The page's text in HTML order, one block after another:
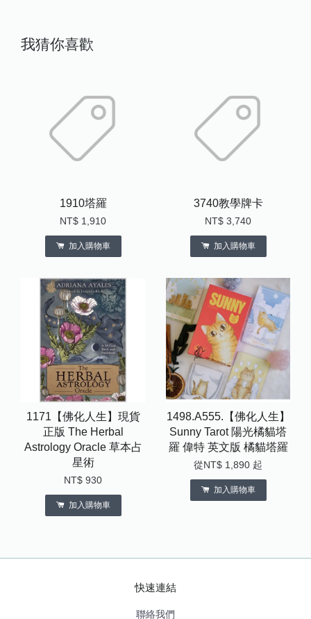
我猜你喜歡
1910塔羅
NT$ 1,910
加入購物車
3740教學牌卡
NT$ 3,740
加入購物車
1171【佛化人生】現貨
正版 The Herbal
Astrology Oracle 草本占
星術
NT$ 930
加入購物車
1498.A555.【佛化人生】
Sunny Tarot 陽光橘貓塔
羅 偉特 英文版 橘貓塔羅
從 NT$ 1,890 起
加入購物車
快速連結
聯絡我們